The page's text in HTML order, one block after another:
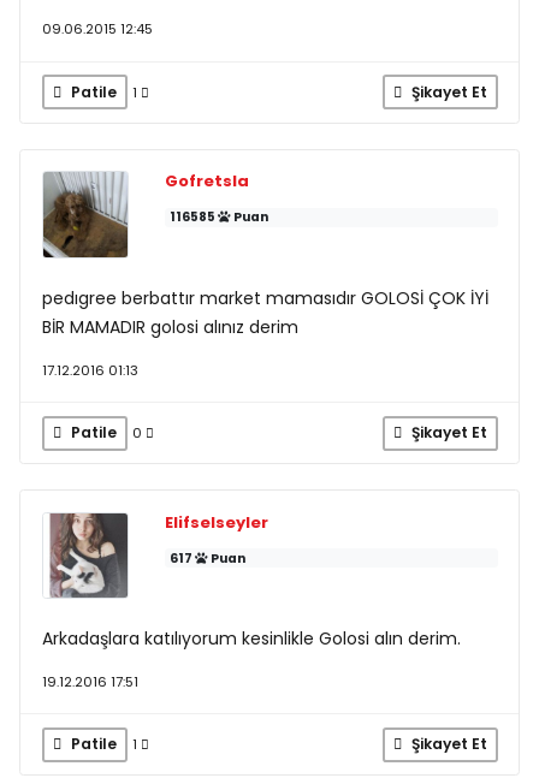
09.06.2015 12:45
Patile 1 Şikayet Et
Gofretsla
116585 Puan
pedıgree berbattır market mamasıdır GOLOSİ ÇOK İYİ
BİR MAMADIR golosi alınız derim
17.12.2016 01:13
Patile 0 Şikayet Et
Elifselseyler
617 Puan
Arkadaşlara katılıyorum kesinlikle Golosi alın derim.
19.12.2016 17:51
Patile 1 Şikayet Et